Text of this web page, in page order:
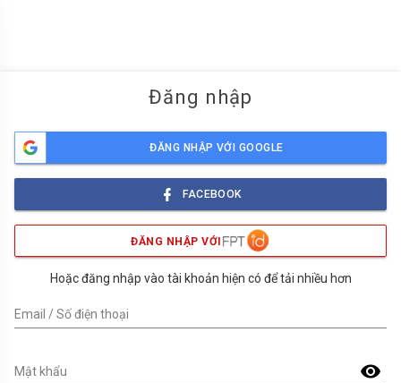
Đăng nhập
ĐĂNG NHẬP VỚI GOOGLE
FACEBOOK
ĐĂNG NHẬP VỚI
Hoặc đăng nhập vào tài khoản hiện có để tải nhiều hơn
Email / Số điện thoại
visibility
Mật khẩu